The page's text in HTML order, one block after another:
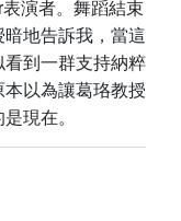
演者。舞蹈結束
地告訴我，當這
到一群支持納粹
以為讓葛珞教授
現在。